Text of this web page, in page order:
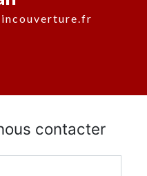
contacter